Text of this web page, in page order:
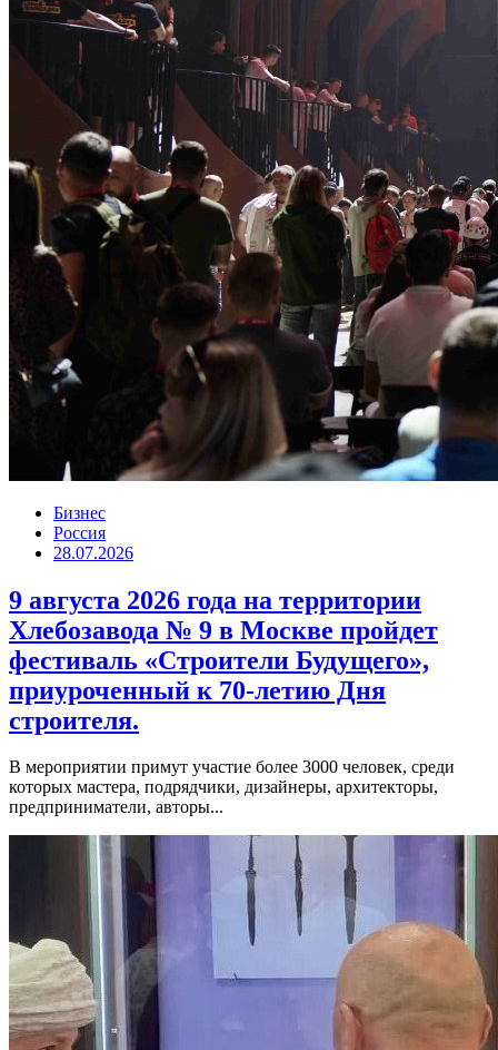
Бизнес
Россия
28.07.2026
9 августа 2026 года на территории
Хлебозавода № 9 в Москве пройдет
фестиваль «Строители Будущего»,
приуроченный к 70-летию Дня
строителя.
В мероприятии примут участие более 3000 человек, среди
которых мастера, подрядчики, дизайнеры, архитекторы,
предприниматели, авторы...